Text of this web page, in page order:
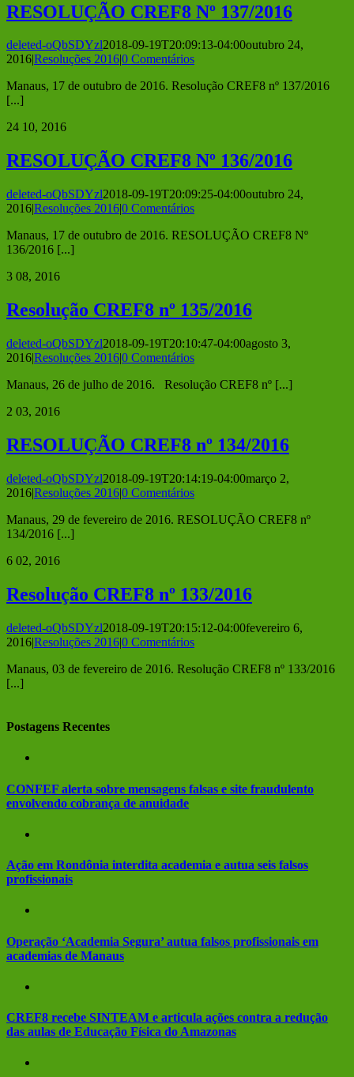
RESOLUÇÃO CREF8 Nº 137/2016
deleted-oQbSDYzl2018-09-19T20:09:13-04:00outubro 24,
2016Resoluções 20160 Comentários
Manaus, 17 de outubro de 2016. Resolução CREF8 nº 137/2016
[...]
24 10, 2016
RESOLUÇÃO CREF8 Nº 136/2016
deleted-oQbSDYzl2018-09-19T20:09:25-04:00outubro 24,
2016|Resoluções 2016|0 Comentários
Manaus, 17 de outubro de 2016. RESOLUÇÃO CREF8 Nº
136/2016 [...]
3 08, 2016
Resolução CREF8 nº 135/2016
deleted-oQbSDYzl2018-09-19T20:10:47-04:00agosto 3,
2016|Resoluções 2016|0 Comentários
Manaus, 26 de julho de 2016. Resolução CREF8 nº [...]
2 03, 2016
RESOLUÇÃO CREF8 nº 134/2016
deleted-oQbSDYzl2018-09-19T20:14:19-04:00março 2,
2016|Resoluções 2016|0 Comentários
Manaus, 29 de fevereiro de 2016. RESOLUÇÃO CREF8 nº
134/2016 [...]
6 02, 2016
Resolução CREF8 nº 133/2016
deleted-oQbSDYzl2018-09-19T20:15:12-04:00fevereiro 6,
2016|Resoluções 2016|0 Comentários
Manaus, 03 de fevereiro de 2016. Resolução CREF8 nº 133/2016
[...]
Postagens Recentes
CONFEF alerta sobre mensagens falsas e site fraudulento
envolvendo cobrança de anuidade
Ação em Rondônia interdita academia e autua seis falsos
profissionais
Operação ‘Academia Segura’ autua falsos profissionais em
academias de Manaus
CREF8 recebe SINTEAM e articula ações contra a redução
das aulas de Educação Física do Amazonas